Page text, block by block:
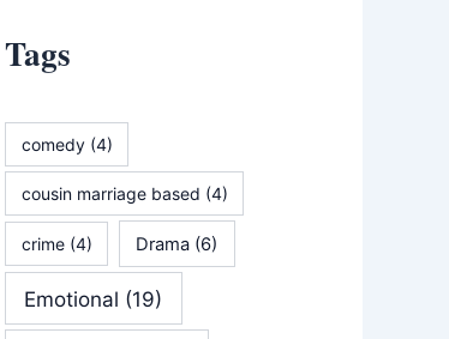
Tags
comedy(4)
cousin marriage based (4)
crime(4) Drama (6)
Emotional (19)